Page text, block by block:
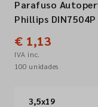
Siga-nos nas
Parafuso
Phillips
€ 1,13
IVA inc.
100 unidades
3,5x19